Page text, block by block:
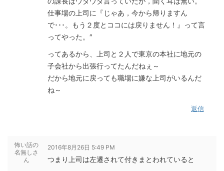
仕事場の上司に『じゃあ，今から帰りますん
で･･･。もう２度とココには戻りません！』って言
ってやった。″
ってあるから、上司と２人で東京の本社に地元の
子会社から出張行ってたんだねぇ～
だから地元に戻っても職場に嫌な上司がいるんだ
ね～
返信
怖い話の
名無しさ
ん
2016年8月26日 5:49 PM
つまり上司は左遷されて付きまとわれていると